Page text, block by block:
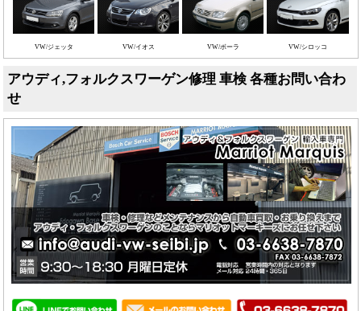
VW/ジェッタ VW/イオス VW/ボーラ VW/シロッコ
アウディ,フォルクスワーゲン修理 車検 各種お問い合わ
せ